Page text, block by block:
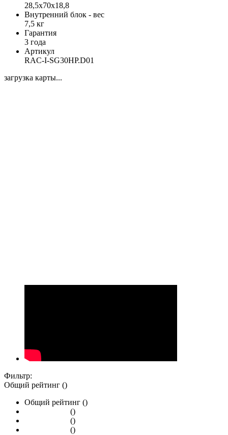
28,5x70x18,8
Внутренний блок - вес
7,5 кг
Гарантия
3 года
Артикул
RAC-I-SG30HP.D01
загрузка карты...
Фильтр:
Общий рейтинг ()
Общий рейтинг ()
()
()
()